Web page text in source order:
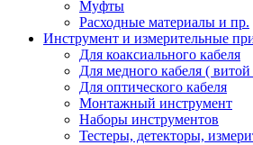
Муфты
Расходные материалы и пр.
Инструмент и измерительные
Для коаксиального кабеля
Для медного кабеля (
Для оптического кабеля
Монтажный инструмент
Наборы инструментов
Тестеры, детекторы,